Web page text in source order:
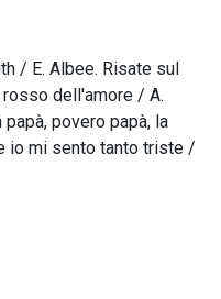
/ E. Albee. Risate sul
dell'amore / A.
povero papà, la
io mi sento tanto triste /